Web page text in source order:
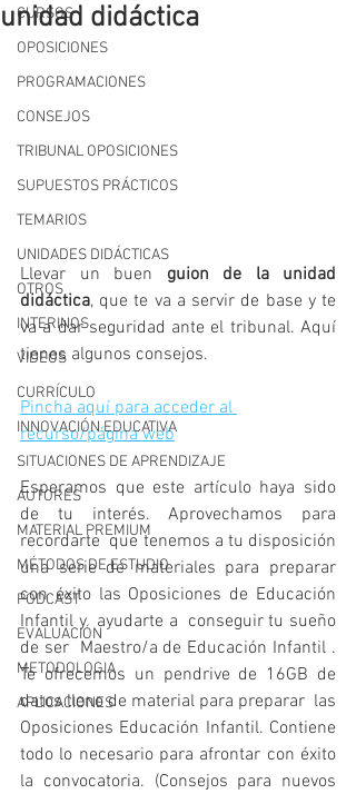
CURSOS
OPOSICIONES
PROGRAMACIONES
CONSEJOS
TRIBUNAL OPOSICIONES
SUPUESTOS PRÁCTICOS
TEMARIOS
UNIDADES DIDÁCTICAS
OTROS
INTERINOS
VIDEOS
CURRÍCULO
INNOVACIÓN EDUCATIVA
SITUACIONES DE APRENDIZAJE
AUTORES
MATERIAL PREMIUM
MÉTODOS DE ESTUDIO
PODCAST
EVALUACIÓN
METODOLOGIA
APLICACIONES
unidad didáctica
Llevar un buen guion de la unidad
didáctica, que te va a servir de base y te
va a dar seguridad ante el tribunal. Aquí
tienes algunos consejos.
Pincha aquí para acceder al
recurso/página web
Esperamos que este artículo haya sido
de tu interés. Aprovechamos para
recordarte  que tenemos a tu disposición
una serie de materiales para preparar
con éxito las Oposiciones de Educación
Infantil y  ayudarte a  conseguir tu sueño
de ser  Maestro/a de Educación Infantil .
Te ofrecemos un pendrive de 16GB de
datos lleno de material para preparar  las
Oposiciones Educación Infantil. Contiene
todo lo necesario para afrontar con éxito
la convocatoria. (Consejos para nuevos